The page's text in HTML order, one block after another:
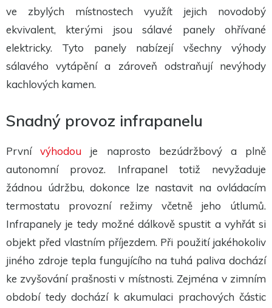
ve zbylých místnostech využít jejich novodobý
ekvivalent, kterými jsou sálavé panely ohřívané
elektricky. Tyto panely nabízejí všechny výhody
sálavého vytápění a zároveň odstraňují nevýhody
kachlových kamen.
Snadný provoz infrapanelu
Prvnívýhodou je naprosto bezúdržbový a plně
autonomní provoz. Infrapanel totiž nevyžaduje
žádnou údržbu, dokonce lze nastavit na ovládacím
termostatu provozní režimy včetně jeho útlumů.
Infrapanely je tedy možné dálkově spustit a vyhřát si
objekt před vlastním příjezdem. Při použití jakéhokoliv
jiného zdroje tepla fungujícího na tuhá paliva dochází
ke zvyšování prašnosti v místnosti. Zejména v zimním
období tedy dochází k akumulaci prachových částic